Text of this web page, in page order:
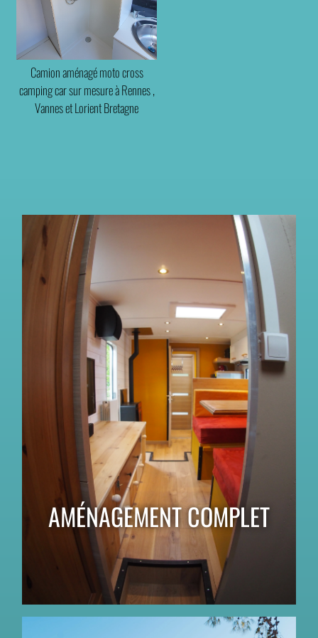
Camion aménagé moto cross
camping car sur mesure à Rennes ,
Vannes et Lorient Bretagne
AMÉNAGEMENT COMPLET